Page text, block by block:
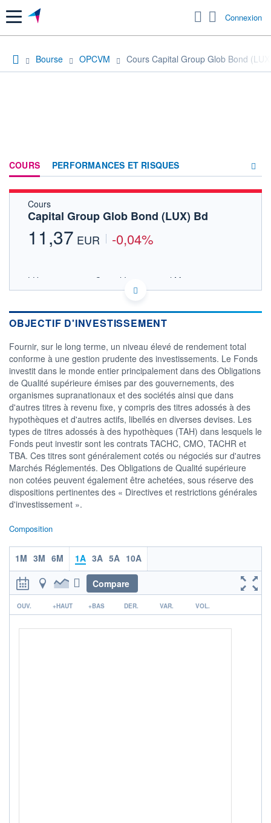
Menu Connexion
Bourse OPCVM Cours Capital Group Glob Bond
COURS PERFORMANCES ET RISQUES
Cours
Capital Group Glob Bond (LUX) Bd
11,37 EUR -0,04%
LU0193726931 - Capital International Management
Company Sàrl
Consulter le prospectus / DIC
04/12 07/04 05/08
11,2
11,6
11,8
CATÉGORIE MORNINGSTAR
Obligations International
FONDS PARTENAIRES
TARIFS PRIVILÉGIÉS 0%
ÉLIGIBILITÉ
PEA PEA-PME
ACTIF NET (EUR)
723M / 31.07.26
NOTATION MORNINGSTAR ⁽¹⁾
3/7
OBJECTIF D'INVESTISSEMENT
Fournir, sur le long terme, un niveau élevé de rendement total
conforme à une gestion prudente des investissements. Le Fonds
investit dans le monde entier principalement dans des Obligations
de Qualité supérieure émises par des gouvernements, des
organismes supranationaux et des sociétés ainsi que dans
d'autres titres à revenu fixe, y compris des titres adossés à des
hypothèques et d'autres actifs, libellés en diverses devises. Les
types de titres adossés à des hypothèques (TAH) dans lesquels le
Fonds peut investir sont les contrats TACHC, CMO, TACHR et
TBA. Ces titres sont généralement cotés ou négociés sur d'autres
Marchés Réglementés. Des Obligations de Qualité supérieure
non cotées peuvent également être achetées, sous réserve des
dispositions pertinentes des « Directives et restrictions générales
d'investissement ».
Composition
1M 3M 6M 1A 3A 5A 10A
Compare
r
OUV. +HAUT +BAS DER. VAR. VOL.